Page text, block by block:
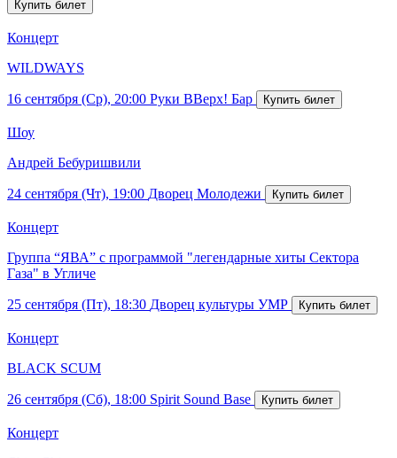
Концерт
WILDWAYS
16 сентября (Ср), 20:00 Руки ВВерх! Бар
Шоу
Андрей Бебуришвили
24 сентября (Чт), 19:00 Дворец Молодежи
Концерт
Группа “ЯВА” с программой "легендарные хиты Сектора
Газа" в Угличе
25 сентября (Пт), 18:30 Дворец культуры УМР
Концерт
BLACK SCUM
26 сентября (Сб), 18:00 Spirit Sound Base
Концерт